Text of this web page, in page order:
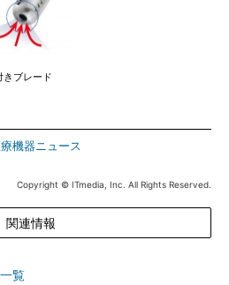
きブレード
機器ニュース
Copyright © ITmedia, Inc. All Rights Reserved.
関連情報
覧